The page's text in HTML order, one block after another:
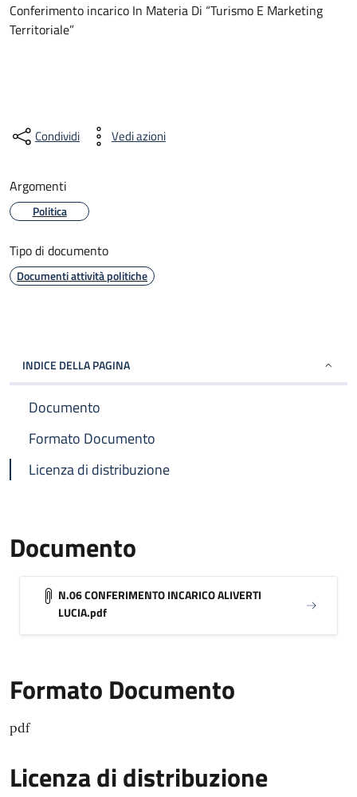
Conferimento incarico In Materia Di “Turismo E Marketing
Territoriale”
Condividi Vedi azioni
Argomenti
Politica
Tipo di documento
Documenti attività politiche
INDICE DELLA PAGINA
Documento
Formato Documento
Licenza di distribuzione
Documento
N.06 CONFERIMENTO INCARICO ALIVERTI
LUCIA.pdf
Formato Documento
pdf
Licenza di distribuzione